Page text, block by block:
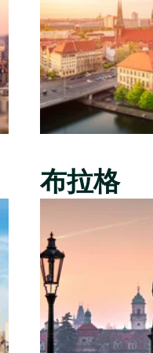
布拉格